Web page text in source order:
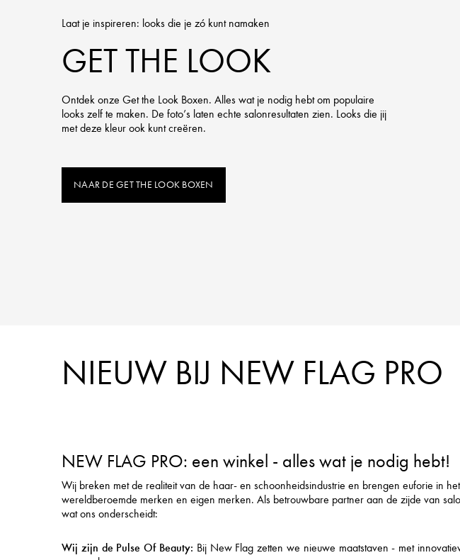
Laat je inspireren: looks die je zó kunt namaken
GET THE LOOK
Ontdek onze Get the Look Boxen. Alles wat je nodig hebt om populaire
looks zelf te maken. De foto’s laten echte salonresultaten zien. Looks die jij
met deze kleur ook kunt creëren.
NAAR DE GET THE LOOK BOXEN
NIEUW BIJ NEW FLAG PRO
NEW FLAG PRO: een winkel - alles wat je nodig hebt!
Wij breken met de realiteit van de haar- en schoonheidsindustrie en brengen euforie in
wereldberoemde merken en eigen merken. Als betrouwbare partner aan de zijde van
wat ons onderscheidt:
Wij zijn de Pulse Of Beauty: Bij New Flag zetten we nieuwe maatstaven - met